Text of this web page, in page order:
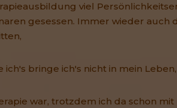
viel
gesessen. Immer wieder auch
ich's bringe ich's nicht in mein Leben,
war, trotzdem ich da schon